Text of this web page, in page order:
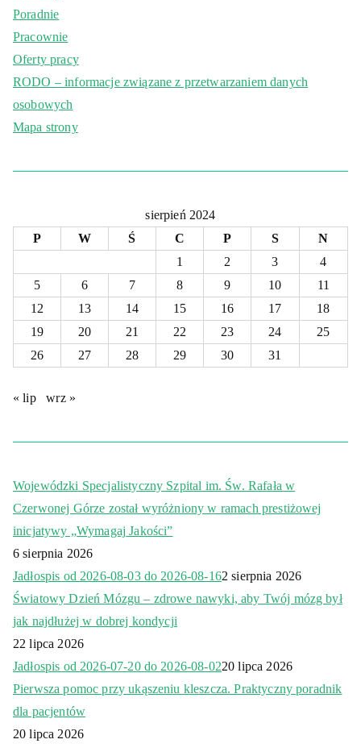
Poradnie
Pracownie
Oferty pracy
RODO – informacje związane z przetwarzaniem danych
osobowych
Mapa strony
sierpień 2024
P
W Ś C P S
N
1
2 3
4
5
6 7 8 9 10
11
12
13 14 15 16 17
18
19
20 21 22 23 24
25
26
27 28 29 30 31
« lip wrz »
Wojewódzki Specjalistyczny Szpital im. Św. Rafała w
Czerwonej Górze został wyróżniony w ramach prestiżowej
inicjatywy „Wymagaj Jakości”
6 sierpnia 2026
Jadłospis od 2026-08-03 do 2026-08-162 sierpnia 2026
Światowy Dzień Mózgu – zdrowe nawyki, aby Twój mózg był
jak najdłużej w dobrej kondycji
22 lipca 2026
Jadłospis od 2026-07-20 do 2026-08-0220 lipca 2026
Pierwsza pomoc przy ukąszeniu kleszcza. Praktyczny poradnik
dla pacjentów
20 lipca 2026